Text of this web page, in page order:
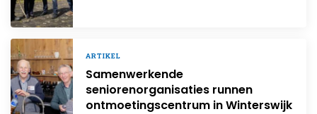
ARTIKEL
Samenwerkende
seniorenorganisaties runnen
ontmoetingscentrum in Winterswijk